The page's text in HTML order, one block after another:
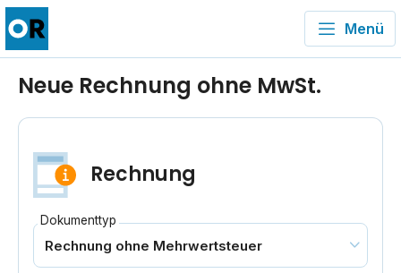
Menü
Neue Rechnung ohne MwSt.
Rechnung
Dokumenttyp